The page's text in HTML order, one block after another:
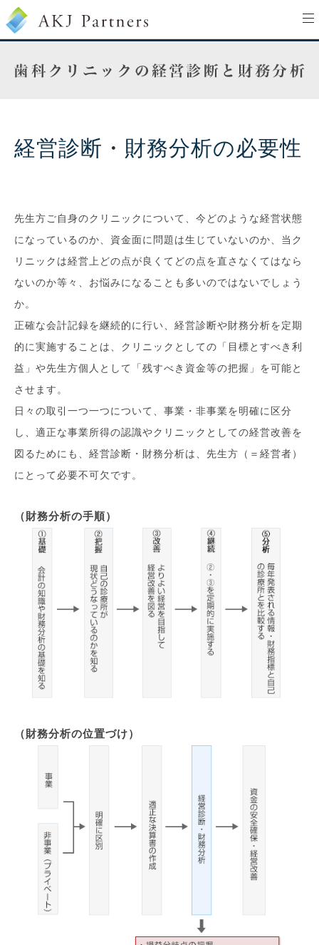
経営診断・財務分析の必要性
先生方ご自身のクリニックについて、今どのような経営状態
になっているのか、資金面に問題は生じていないのか、当ク
リニックは経営上どの点が良くてどの点を直さなくてはなら
ないのか等々、お悩みになることも多いのではないでしょう
か。
正確な会計記録を継続的に行い、経営診断や財務分析を定期
的に実施することは、クリニックとしての「目標とすべき利
益」や先生方個人として「残すべき資金等の把握」を可能と
させます。
日々の取引一つ一つについて、事業・非事業を明確に区分
し、適正な事業所得の認識やクリニックとしての経営改善を
図るためにも、経営診断・財務分析は、先生方（＝経営者）
にとって必要不可欠です。
（財務分析の手順）
（財務分析の位置づけ）